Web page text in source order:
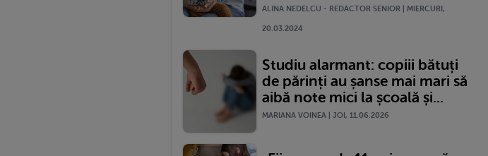
ALINA NEDELCU - REDACTOR SENIOR | MIERCURI,
20.03.2024
Studiu alarmant: copiii bătuți
de părinți au șanse mai mari să
aibă note mici la școală și...
MARIANA VOINEA | JOI, 11.06.2026